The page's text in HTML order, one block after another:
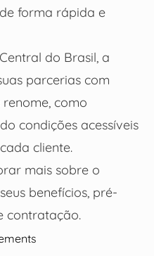
forma rápida e
do Brasil, a
parcerias com
como
condições acessíveis
cliente.
mais sobre o
benefícios, pré-
contratação.